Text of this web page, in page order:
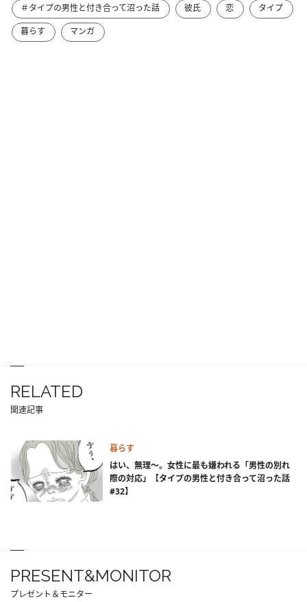
＃タイプの男性と付き合って沼った話 彼氏 恋
タイプ
暮らす
マンガ
RELATED
関連記事
暮らす
はい、無理～。女性に最も嫌われる「男性の別れ
際の対応」【タイプの男性と付き合って沼った話
#32】
PRESENT&MONITOR
プレゼント＆モニター